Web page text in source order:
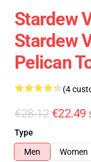
Stardew
Stardew
Pelican
(4
€28.12 €22.49
Type
Men
Women